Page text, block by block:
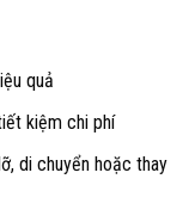
quả
kiệm chi phí
di chuyển hoặc thay